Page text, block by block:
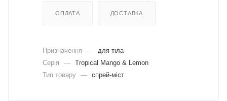
ОПЛАТА ДОСТАВКА
Призначення —
для тіла
Серія
— Tropical Mango & Lemon
Тип товару — спрей-міст